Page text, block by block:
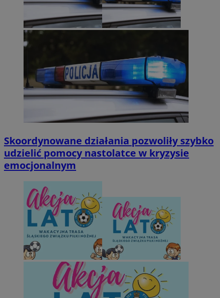
Skoordynowane działania pozwoliły szybko
udzielić pomocy nastolatce w kryzysie
emocjonalnym